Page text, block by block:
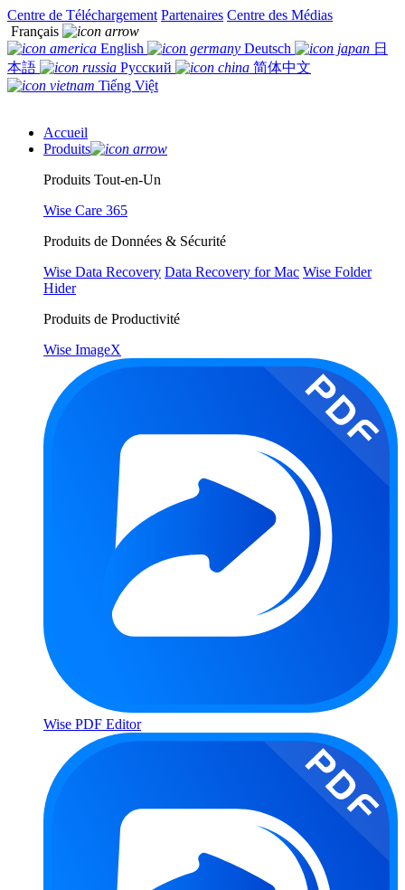
Centre de Téléchargement Partenaires Centre des Médias
Français
English
Deutsch
日
本語
Русский
简体中文
Tiếng Việt
Accueil
Produits
Produits Tout-en-Un
Wise Care 365
Produits de Données & Sécurité
Wise Data Recovery Data Recovery for Mac Wise Folder
Hider
Produits de Productivité
Wise ImageX
Wise PDF Editor